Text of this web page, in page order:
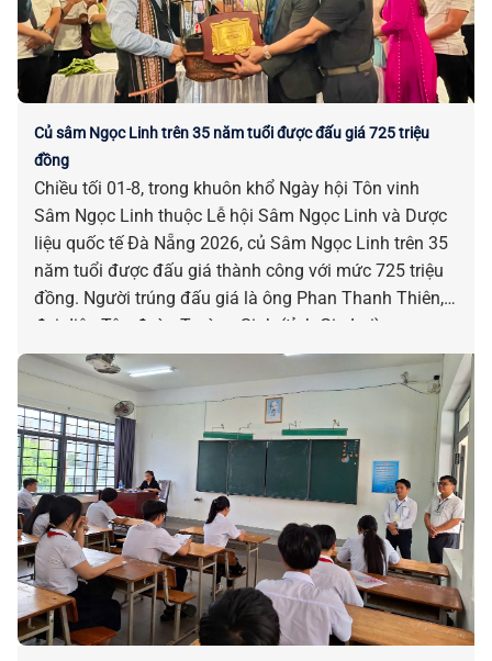
Củ sâm Ngọc Linh trên 35 năm tuổi được đấu giá 725 triệu
đồng
Chiều tối 01-8, trong khuôn khổ Ngày hội Tôn vinh
Sâm Ngọc Linh thuộc Lễ hội Sâm Ngọc Linh và Dược
liệu quốc tế Đà Nẵng 2026, củ Sâm Ngọc Linh trên 35
năm tuổi được đấu giá thành công với mức 725 triệu
đồng. Người trúng đấu giá là ông Phan Thanh Thiên,
đại diện Tập đoàn Trường Sinh (tỉnh Gia Lai).